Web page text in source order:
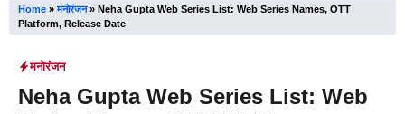
Home »मनोरंजन» Neha Gupta Web Series List: Web Series Names, OTT
Platform, Release Date
मनोरंजन
Neha Gupta Web Series List: Web